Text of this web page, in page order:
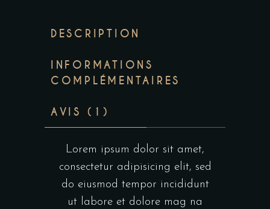
DESCRIPTION
INFORMATIONS
COMPLÉMENTAIRES
AVIS (1)
Lorem ipsum dolor sit amet,
consectetur adipisicing elit, sed
do eiusmod tempor incididunt
ut labore et dolore mag na